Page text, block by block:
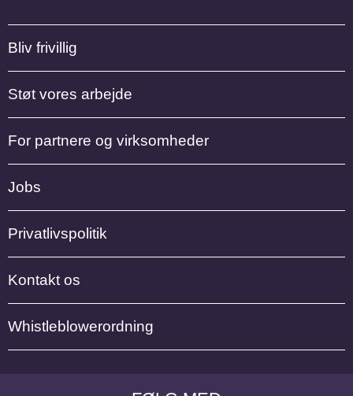
Bliv frivillig
Støt vores arbejde
For partnere og virksomheder
Jobs
Privatlivspolitik
Kontakt os
Whistleblowerordning